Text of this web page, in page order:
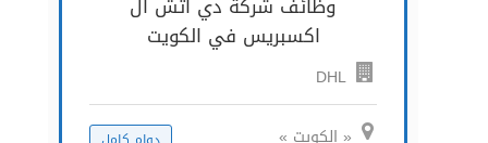
اكسبريس في الكويت
DHL
« الكويت »